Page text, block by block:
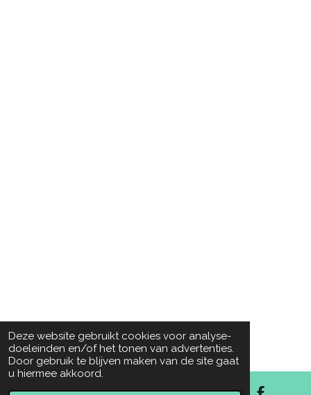
Deze website gebruikt cookies voor analyse-
doeleinden en/of het tonen van advertenties.
Door gebruik te blijven maken van de site gaat
u hiermee akkoord.